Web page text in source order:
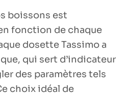
boissons est
fonction de chaque
dosette Tassimo a
qui sert d’indicateur
des paramètres tels
choix idéal de